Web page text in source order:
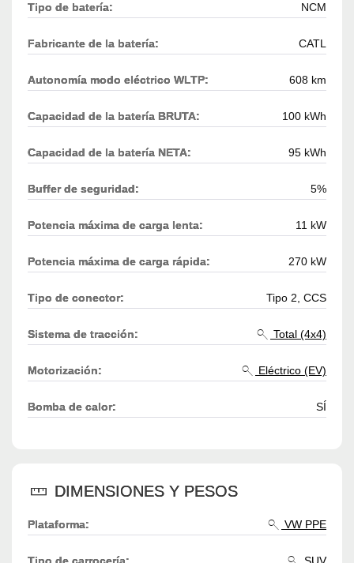
Tipo de batería: NCM
Fabricante de la batería: CATL
Autonomía modo eléctrico WLTP: 608 km
Capacidad de la batería BRUTA: 100 kWh
Capacidad de la batería NETA: 95 kWh
Buffer de seguridad: 5%
Potencia máxima de carga lenta: 11 kW
Potencia máxima de carga rápida: 270 kW
Tipo de conector: Tipo 2, CCS
Sistema de tracción: Total (4x4)
Motorización: Eléctrico (EV)
Bomba de calor: SÍ
DIMENSIONES Y PESOS
Plataforma: VW PPE